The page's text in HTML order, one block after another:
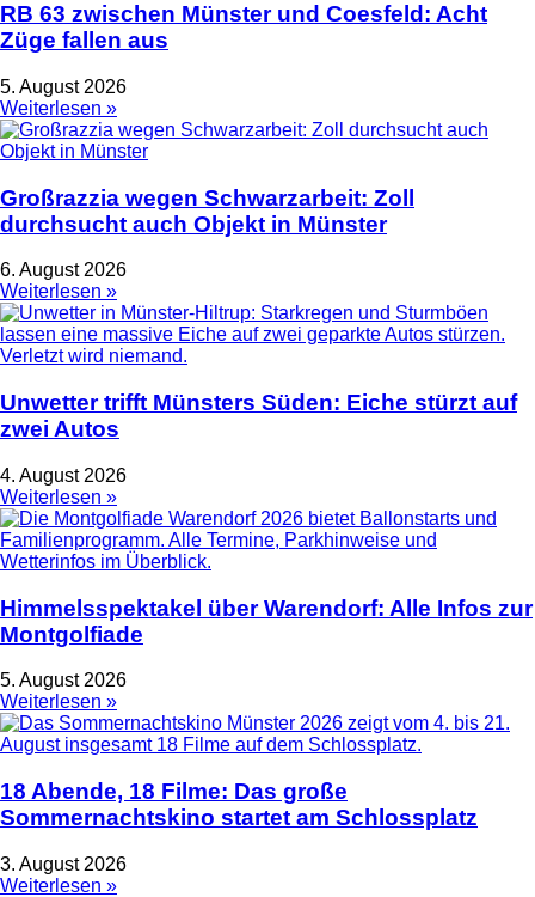
RB 63 zwischen Münster und Coesfeld: Acht
Züge fallen aus
5. August 2026
Weiterlesen »
Großrazzia wegen Schwarzarbeit: Zoll
durchsucht auch Objekt in Münster
6. August 2026
Weiterlesen »
Unwetter trifft Münsters Süden: Eiche stürzt auf
zwei Autos
4. August 2026
Weiterlesen »
Himmelsspektakel über Warendorf: Alle Infos zur
Montgolfiade
5. August 2026
Weiterlesen »
18 Abende, 18 Filme: Das große
Sommernachtskino startet am Schlossplatz
3. August 2026
Weiterlesen »